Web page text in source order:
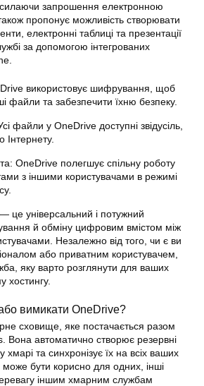
запрошення електронною
пропонує можливість створювати
електронні таблиці та презентації
за допомогою інтегрованих
використовує шифрування, щоб
файли та забезпечити їхню безпеку.
файли у OneDrive доступні звідусіль,
Інтернету.
OneDrive полегшує спільну роботу
з іншими користувачами в режимі
це універсальний і потужний
й обміну цифровим вмістом між
Незалежно від того, чи є ви
або приватним користувачем,
яку варто розглянути для ваших
хостингу.
вимикати OneDrive?
сховище, яке постачається разом
Вона автоматично створює резервні
хмарі та синхронізує їх на всіх ваших
бути корисно для одних, інші
іншим хмарним службам